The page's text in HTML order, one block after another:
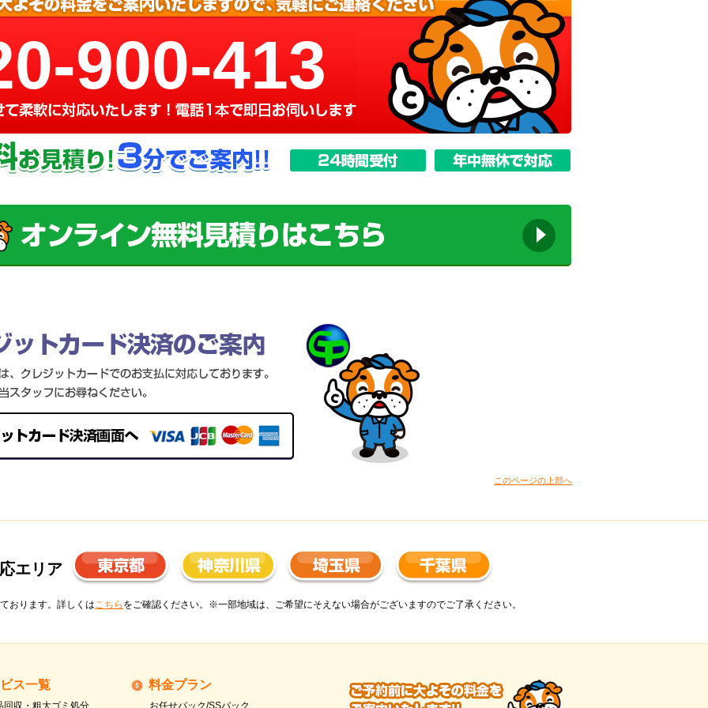
900-413
このページの上部へ
エリア
おります。詳しくはこちら をご確認ください。※一部地域は、ご希望にそえない場合がございますのでご了承ください。
ス一覧
回収・粗大ゴミ処分
料金プラン
お任せパック/SSパック